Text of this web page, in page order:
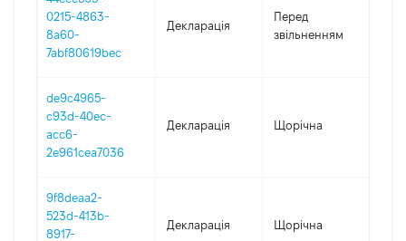
0215-4863-
8a60-
7abf80619bec
Декларація
Перед
звільненням
de9c4965-
c93d-40ec-
acc6-
2e961cea7036
Декларація Щорічна
9f8deaa2-
523d-413b-
8917-
Декларація Щорічна